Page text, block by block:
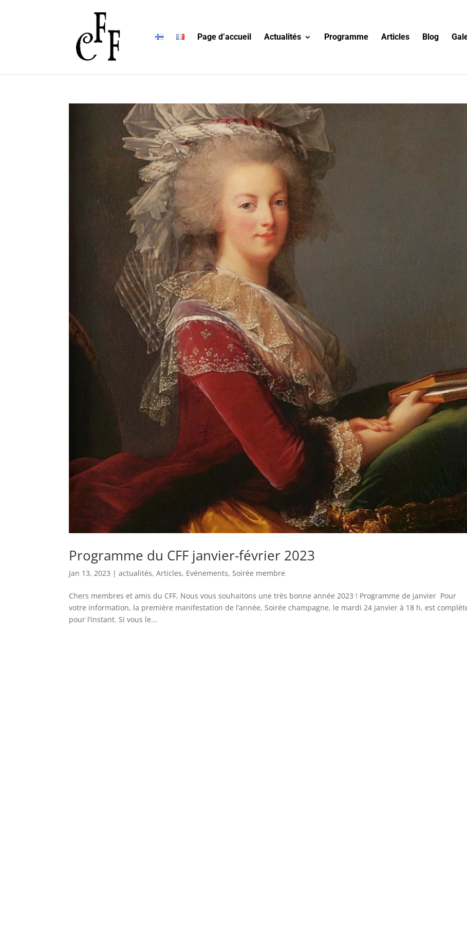
Page d’accueil Actualités Programme Articles Blog
Programme du CFF janvier-février 2023
Jan 13, 2023 |actualités,Articles, Evénements,Soirée membre
Chers membres et amis du CFF, Nous vous souhaitons une très bonne année 2023 ! Programme de janvier Pour
votre information, la première manifestation de l’année, Soirée champagne, le mardi 24 janvier à 18 h, est
pour l’instant. Si vous le...